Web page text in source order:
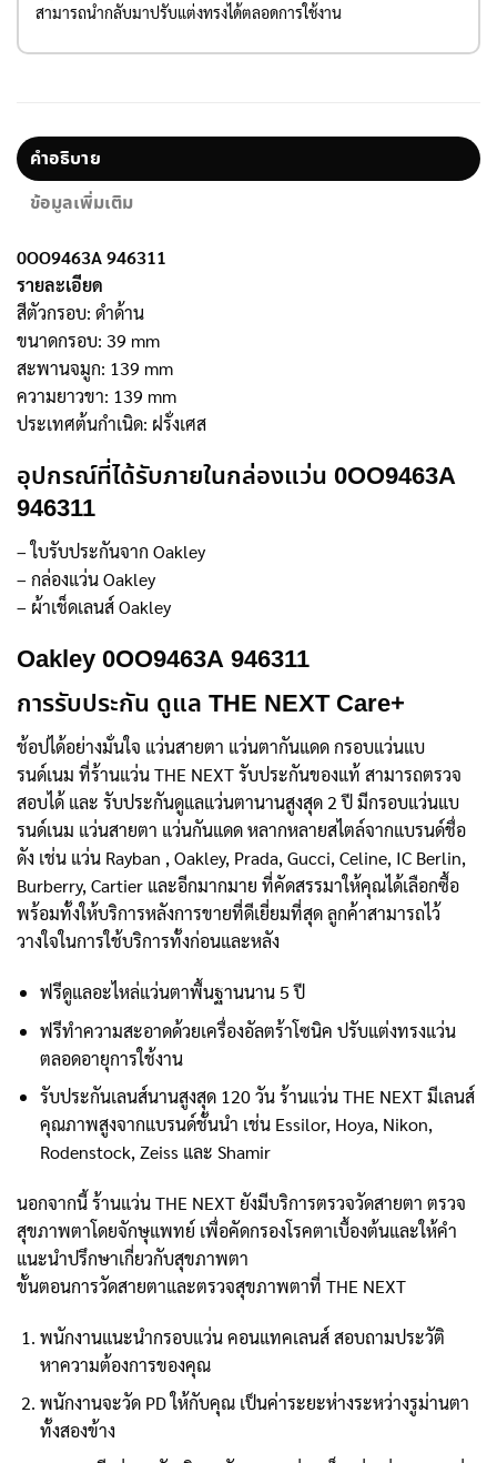
สามารถนำกลับมาปรับแต่งทรงได้ตลอดการใช้งาน
คำอธิบาย
ข้อมูลเพิ่มเติม
0OO9463A 946311
รายละเอียด
สีตัวกรอบ: ดำด้าน
ขนาดกรอบ: 39 mm
สะพานจมูก: 139 mm
ความยาวขา: 139 mm
ประเทศต้นกำเนิด: ฝรั่งเศส
อุปกรณ์ที่ได้รับภายในกล่องแว่น 0OO9463A
946311
– ใบรับประกันจาก Oakley
– กล่องแว่น Oakley
– ผ้าเช็ดเลนส์ Oakley
Oakley 0OO9463A 946311
การรับประกัน ดูแล THE NEXT Care+
ช้อปได้อย่างมั่นใจ แว่นสายตา แว่นตากันแดด กรอบแว่นแบ
รนด์เนม ที่ร้านแว่น THE NEXT รับประกันของแท้ สามารถตรวจ
สอบได้ และ รับประกันดูแลแว่นตานานสูงสุด 2 ปี มีกรอบแว่นแบ
รนด์เนม แว่นสายตา แว่นกันแดด หลากหลายสไตล์จากแบรนด์ชื่อ
ดัง เช่น แว่น Rayban , Oakley, Prada, Gucci, Celine, IC Berlin,
Burberry, Cartier และอีกมากมาย ที่คัดสรรมาให้คุณได้เลือกซื้อ
พร้อมทั้งให้บริการหลังการขายที่ดีเยี่ยมที่สุด ลูกค้าสามารถไว้
วางใจในการใช้บริการทั้งก่อนและหลัง
ฟรีดูแลอะไหล่แว่นตาพื้นฐานนาน 5 ปี
ฟรีทำความสะอาดด้วยเครื่องอัลตร้าโซนิค ปรับแต่งทรงแว่น
ตลอดอายุการใช้งาน
รับประกันเลนส์นานสูงสุด 120 วัน ร้านแว่น THE NEXT มีเลนส์
คุณภาพสูงจากแบรนด์ชั้นนำ เช่น Essilor, Hoya, Nikon,
Rodenstock, Zeiss และ Shamir
นอกจากนี้ ร้านแว่น THE NEXT ยังมีบริการตรวจวัดสายตา ตรวจ
สุขภาพตาโดยจักษุแพทย์ เพื่อคัดกรองโรคตาเบื้องต้นและให้คำ
แนะนำปรึกษาเกี่ยวกับสุขภาพตา
ขั้นตอนการวัดสายตาและตรวจสุขภาพตาที่ THE NEXT
พนักงานแนะนำกรอบแว่น คอนแทคเลนส์ สอบถามประวัติ
หาความต้องการของคุณ
พนักงานจะวัด PD ให้กับคุณ เป็นค่าระยะห่างระหว่างรูม่านตา
ทั้งสองข้าง